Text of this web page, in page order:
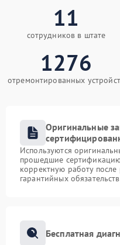
11
сотрудников в штате
1276
отремонтированных
Оригинальные
Используются
прошедшие сертификацию
корректную работу
гарантийных обязательств
Бесплатная